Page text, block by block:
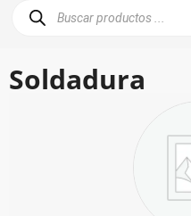
Soldadura